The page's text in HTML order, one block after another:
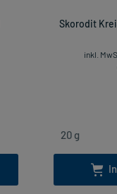
Skorodit
inkl.